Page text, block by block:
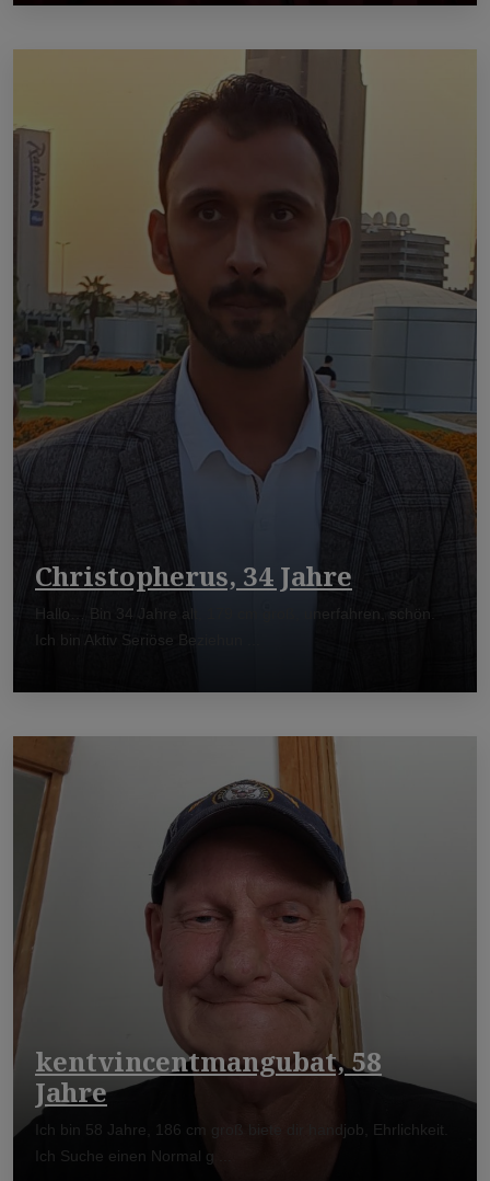
Christopherus, 34 Jahre
Hallo… Bin 34 Jahre alt, 179 cm groß, unerfahren, schön.
Ich bin Aktiv Seriöse Beziehun ...
kentvincentmangubat, 58
Jahre
Ich bin 58 Jahre, 186 cm groß biete dir handjob, Ehrlichkeit.
Ich Suche einen Normal g ...